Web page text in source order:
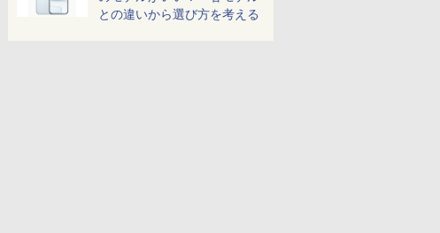
との違いから選び方を考える